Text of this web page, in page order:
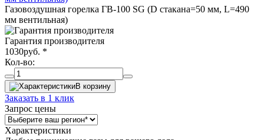
Газовоздушная горелка ГВ-100 SG (D стакана=50 мм, L=490
мм вентильная)
Гарантия производителя
1030руб. *
Кол-во:
В корзину
Заказать в 1 клик
Запрос цены
Характеристики